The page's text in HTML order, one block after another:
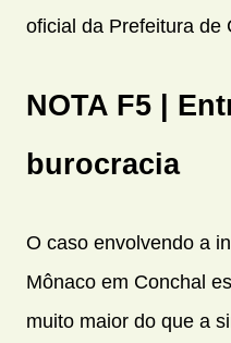
oficial da Prefeitura de
NOTA F5 |
burocracia
O caso envolvendo a
Mônaco em Conchal
muito maior do que a